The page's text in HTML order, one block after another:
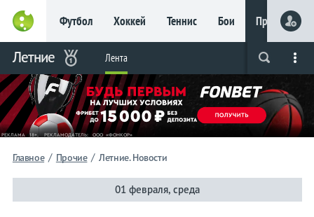
Футбол Хоккей Теннис Бои Прочие
Live Вся лента Букмекеры
Летние Лента
Главное / Прочие / Летние. Новости
01 февраля, среда
Главное
Фрибет
до 15
000 ₽
Новым
игрокам, без
условий
Футбол
Прогнозы